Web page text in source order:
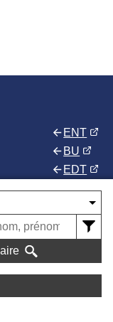
ENT
BU
EDT